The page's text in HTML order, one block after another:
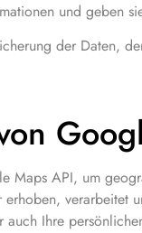
und geben
der Daten,
Maps API, um
erhoben,
Ihre